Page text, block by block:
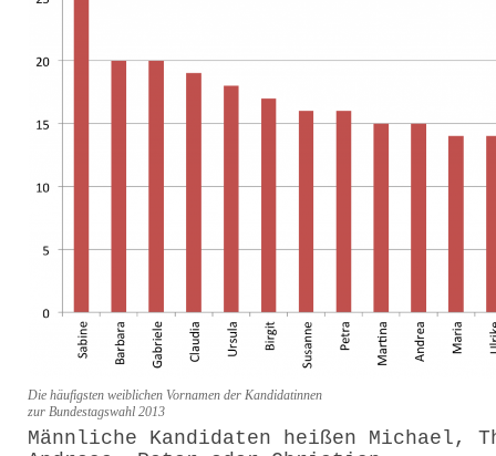
Die häufigsten weiblichen Vornamen der Kandidatinnen
zur Bundestagswahl 2013
Männliche Kandidaten heißen Michael,